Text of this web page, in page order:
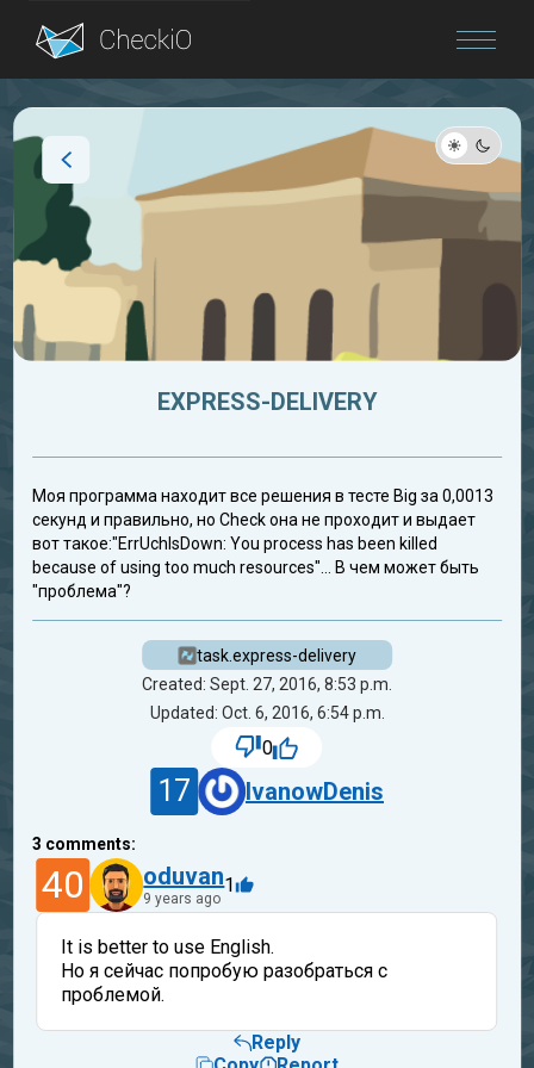
Blog
EXPRESS-DELIVERY
Моя программа находит все решения в тесте Big за 0,0013
секунд и правильно, но Check она не проходит и выдает
вот такое:"ErrUchIsDown: You process has been killed
because of using too much resources"... В чем может быть
"проблема"?
task.express-delivery
Created: Sept. 27, 2016, 8:53 p.m.
Updated: Oct. 6, 2016, 6:54 p.m.
0
17 IvanowDenis
3 comments:
40 oduvan
9 years ago
1
It is better to use English.
Но я сейчас попробую разобраться с
проблемой.
Reply